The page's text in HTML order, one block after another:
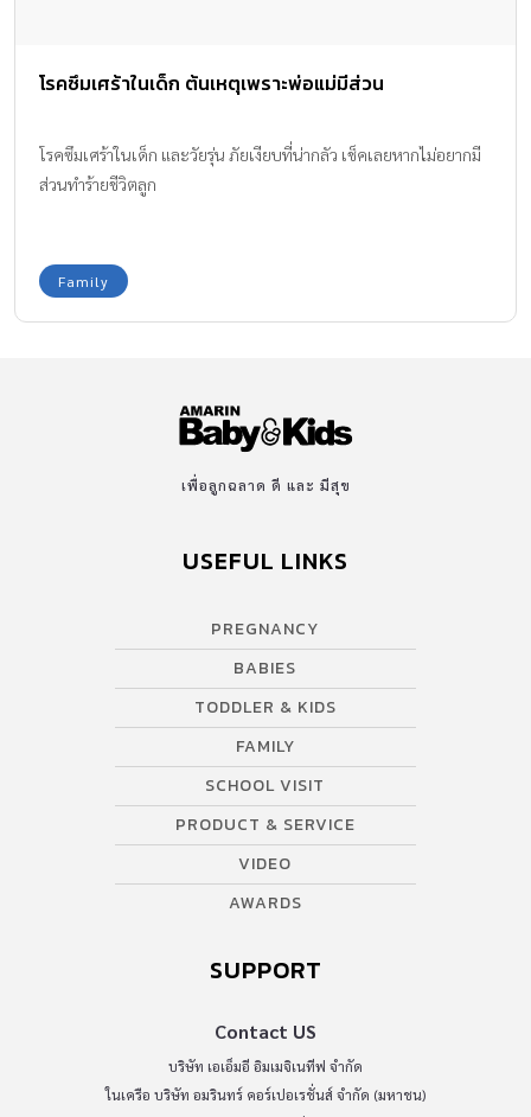
โรคซึมเศร้าในเด็ก ต้นเหตุเพราะพ่อแม่มีส่วน
โรคซึมเศร้าในเด็ก และวัยรุ่น ภัยเงียบที่น่ากลัว เช็คเลยหากไม่อยากมี
ส่วนทำร้ายชีวิตลูก
Family
เพื่อลูกฉลาด ดี และ มีสุข
USEFUL LINKS
PREGNANCY
BABIES
TODDLER & KIDS
FAMILY
SCHOOL VISIT
PRODUCT & SERVICE
VIDEO
AWARDS
SUPPORT
Contact US
บริษัท เอเอ็มอี อิมเมจิเนทีฟ จำกัด
ในเครือ บริษัท อมรินทร์ คอร์เปอเรชั่นส์ จำกัด (มหาชน)